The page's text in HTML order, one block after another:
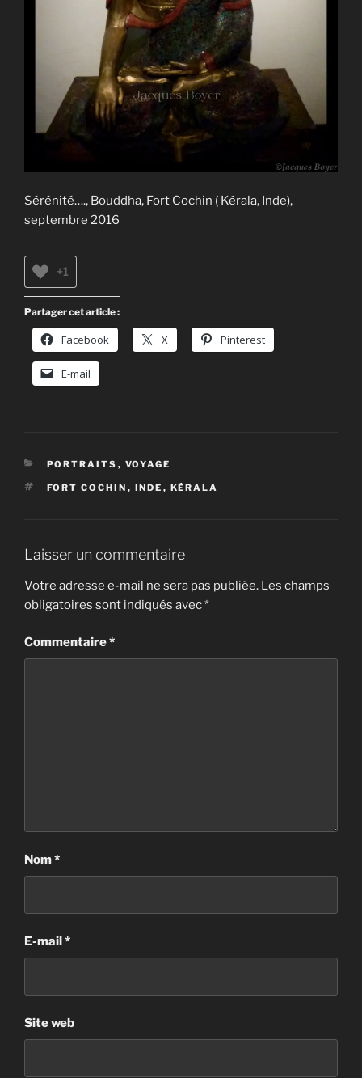
Sérénité…., Bouddha, Fort Cochin ( Kérala, Inde),
septembre 2016
+1
Partager cet article :
Facebook X Pinterest
E-mail
CATÉGORIES
PORTRAITS , VOYAGE
ÉTIQUETTES
FORT COCHIN , INDE , KÉRALA
Laisser un commentaire
Votre adresse e-mail ne sera pas publiée. Les champs
obligatoires sont indiqués avec*
Commentaire*
Nom*
E-mail*
Site web